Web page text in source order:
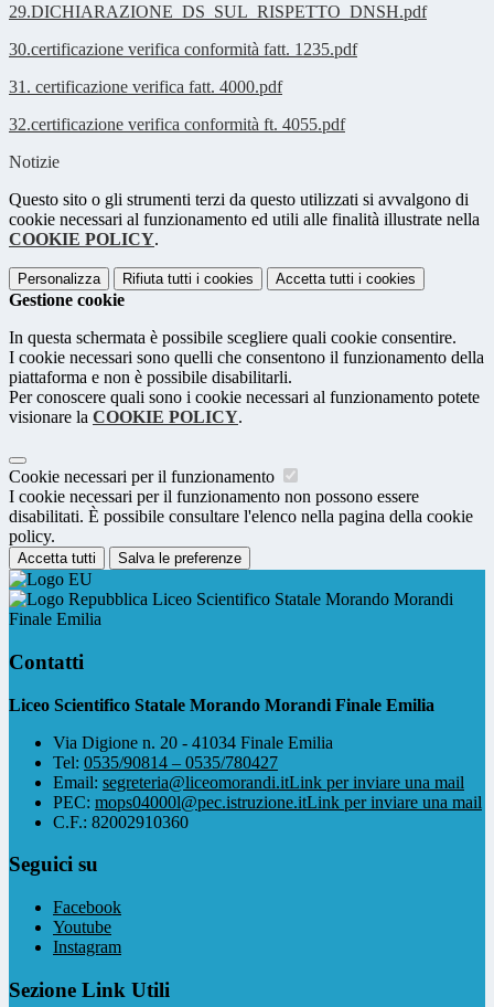
29.DICHIARAZIONE_DS_SUL_RISPETTO_DNSH.pdf
30.certificazione verifica conformità fatt. 1235.pdf
31. certificazione verifica fatt. 4000.pdf
32.certificazione verifica conformità ft. 4055.pdf
Notizie
Questo sito o gli strumenti terzi da questo utilizzati si avvalgono di
cookie necessari al funzionamento ed utili alle finalità illustrate nella
COOKIE POLICY.
Personalizza Rifiuta tutti i cookies Accetta tutti i cookies
Gestione cookie
In questa schermata è possibile scegliere quali cookie consentire.
I cookie necessari sono quelli che consentono il funzionamento della
piattaforma e non è possibile disabilitarli.
Per conoscere quali sono i cookie necessari al funzionamento potete
visionare la COOKIE POLICY.
Cookie necessari per il funzionamento
I cookie necessari per il funzionamento non possono essere
disabilitati. È possibile consultare l'elenco nella pagina della cookie
policy.
Accetta tutti Salva le preferenze
Liceo Scientifico Statale Morando Morandi
Finale Emilia
Contatti
Liceo Scientifico Statale Morando Morandi Finale Emilia
Via Digione n. 20 - 41034 Finale Emilia
Tel: 0535/90814 – 0535/780427
Email: segreteria@liceomorandi.itLink per inviare una mail
PEC: mops04000l@pec.istruzione.itLink per inviare una mail
C.F.: 82002910360
Seguici su
Facebook
Youtube
Instagram
Sezione Link Utili